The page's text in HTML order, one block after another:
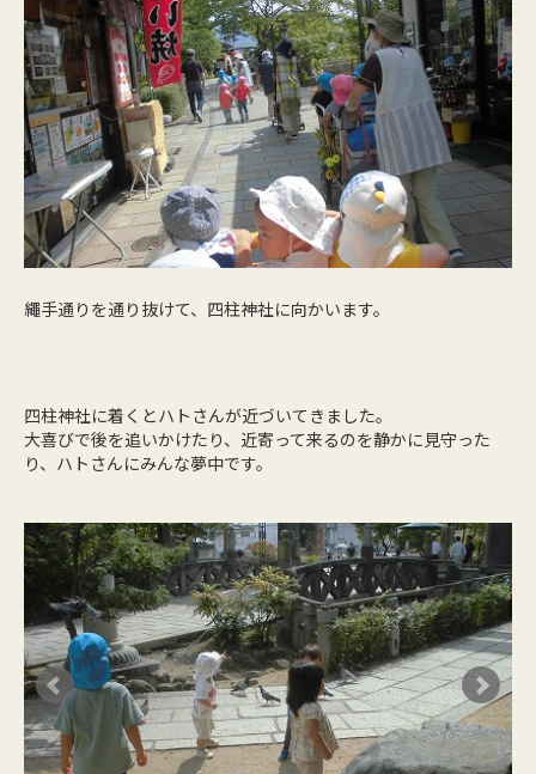
繩手通りを通り抜けて、四柱神社に向かいます。
四柱神社に着くとハトさんが近づいてきました。
大喜びで後を追いかけたり、近寄って来るのを静かに見守った
り、ハトさんにみんな夢中です。